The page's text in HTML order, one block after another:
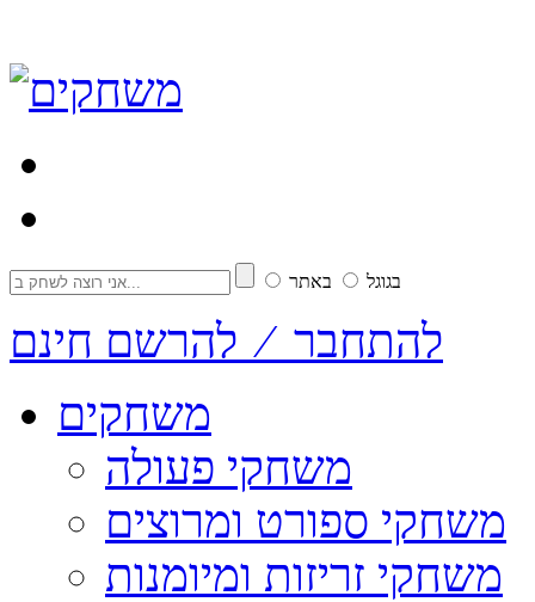
בגוגל באתר
להתחבר ⁄ להרשם חינם
משחקים
משחקי פעולה
משחקי ספורט ומרוצים
משחקי זריזות ומיומנות